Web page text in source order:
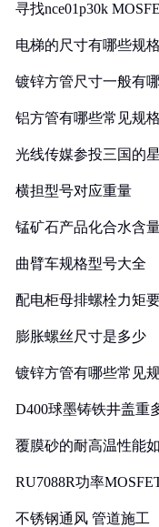
寻找nce01p30k
电梯的尺寸有哪些规格
镀锌方管尺寸一般有
铝方管有哪些常见规格
光线传媒参投三国的
横担型号对应重量
锰矿石产品化合水含
曲臂车规格型号大全
配电柜母排螺栓力矩
膨胀螺丝尺寸是多少
镀锌方管有哪些常见
D400球墨铸铁井盖重
覆膜砂的耐高温性能
RU7088R功率
不锈钢通风 管道施工